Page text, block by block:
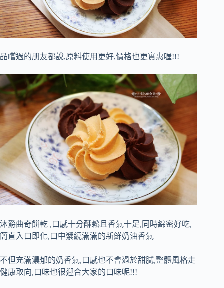
品嚐過的朋友都說,原料使用更好,價格也更實惠喔!!!
沐爵曲奇餅乾 ,口感十分酥鬆且香氣十足,同時綿密好吃,
簡直入口即化,口中縈繞滿滿的新鮮奶油香氣
不但充滿濃郁的奶香氣,口感也不會過於甜膩,整體風格走
健康取向,口味也很迎合大家的口味呢!!!